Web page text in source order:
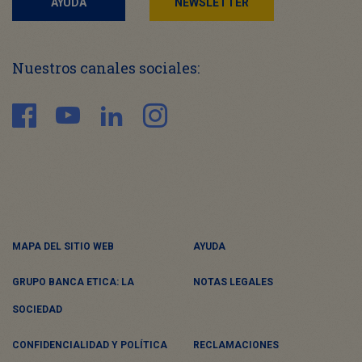
Nuestros canales sociales:
MAPA DEL SITIO WEB AYUDA
GRUPO BANCA ETICA: LA
SOCIEDAD
NOTAS LEGALES
CONFIDENCIALIDAD Y POLÍTICA RECLAMACIONES